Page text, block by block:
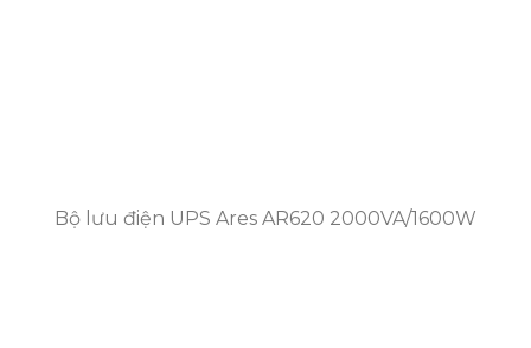
Bộ lưu điện UPS Ares AR620 2000VA/1600W